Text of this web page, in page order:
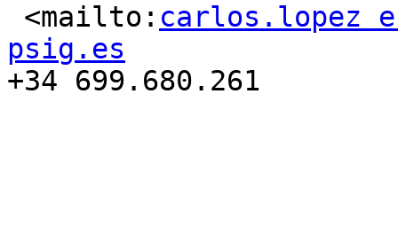
<mailto: carlos.lopez
psig.es
+34 699.680.261